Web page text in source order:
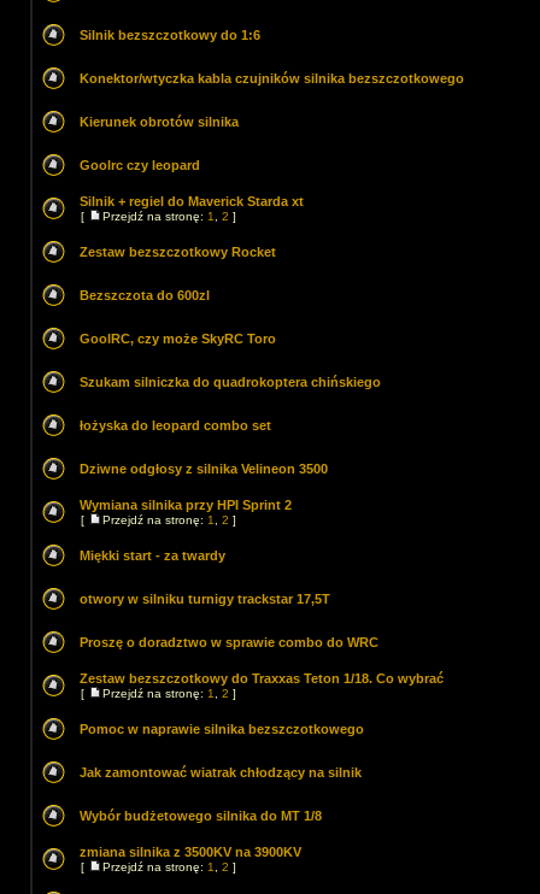
Silnik bezszczotkowy do 1:6
Konektor/wtyczka kabla czujników silnika bezszczotkowego
Kierunek obrotów silnika
Goolrc czy leopard
Silnik + regiel do Maverick Starda xt
[ Przejdź na stronę: 1 2 ]
Zestaw bezszczotkowy Rocket
Bezszczota do 600zl
GoolRC, czy może SkyRC Toro
Szukam silniczka do quadrokoptera chińskiego
łożyska do leopard combo set
Dziwne odgłosy z silnika Velineon 3500
Wymiana silnika przy HPI Sprint 2
[ Przejdź na stronę: 1 2 ]
Miękki start - za twardy
otwory w silniku turnigy trackstar 17,5T
Proszę o doradztwo w sprawie combo do WRC
Zestaw bezszczotkowy do Traxxas Teton 1/18. Co wybrać
[ Przejdź na stronę: 1 2 ]
Pomoc w naprawie silnika bezszczotkowego
Jak zamontować wiatrak chłodzący na silnik
Wybór budżetowego silnika do MT 1/8
zmiana silnika z 3500KV na 3900KV
[ Przejdź na stronę: 1 2 ]